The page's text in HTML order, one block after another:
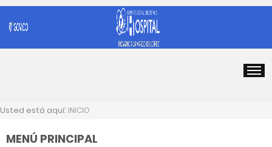
Usted está aquí: INICIO
MENÚ PRINCIPAL